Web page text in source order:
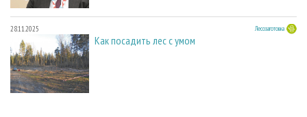
28.11.2025 Лесозаготовка
Как посадить лес с умом